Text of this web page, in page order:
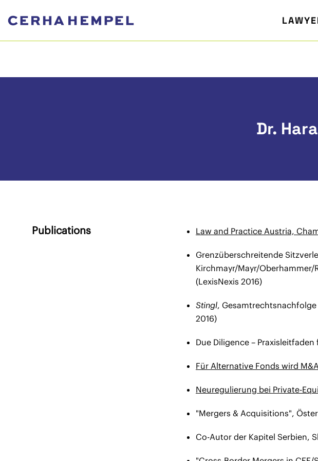
Dr.
Publications Law and Practice Austria,
Grenzüberschreitende
Kirchmayr/Mayr/Oberhammer/
(LexisNexis 2016)
Stingl,
2016)
Due Diligence –
Für Alternative Fonds wird
Neuregulierung bei Private-
"Mergers & Acquisitions",
Co-Autor der Kapitel Serbien,